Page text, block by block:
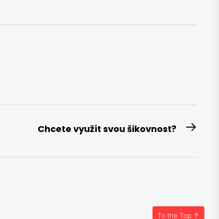
Next
Chcete využít svou šikovnost?
To the Top ↑